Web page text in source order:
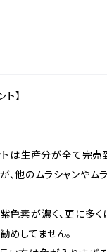
】
は生産分が全て完売
他のムラシャンやム
色素が濃く、更に多
してません。